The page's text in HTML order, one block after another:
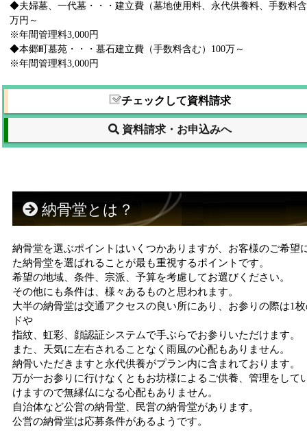
◆夫婦墓、一代墓・・・建立費（墓地使用料、永代供養料、手数料
万円～
※年間管理料3,000円
◆本郷町墓苑・・・墓石建立費（手数料含む）100万～
※年間管理料3,000円
チェックして資料請求
資料請求・お申込みへ
納骨堂とは？
納骨堂を選ぶポイントはいくつかありますが、お客様のご希望
た納骨堂を選ばれることが最も重視するポイントです。
希望の地域、条件、宗派、予算を考慮してお選びください。
その他にも条件は、様々あるものと思われます。
大半の納骨堂は交通アクセスの良い所にあり、お参りの際は1
ドや
指紋、虹彩、顔認証システムで手ぶらでお参りいただけます。
また、天気に左右されることなく雨風の心配もありません。
納骨いただきますと永代供養がプラン内に含まれております。
万が一お参りに行けなくともお坊様によるご供養、管理をして
けますので無縁仏になる心配もありません。
自治体など公営の納骨堂、民営の納骨堂があります。
公営の納骨堂は応募条件があるようです。